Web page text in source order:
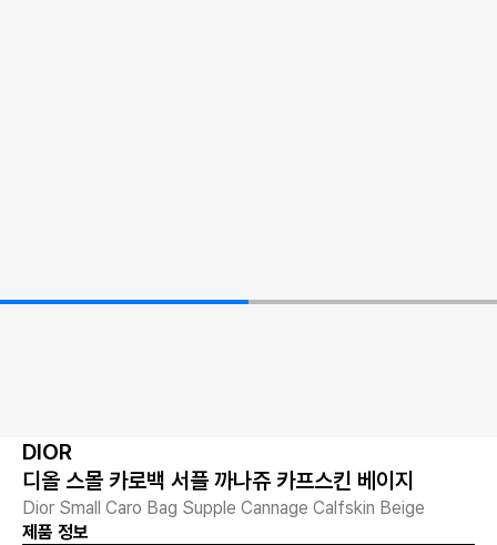
DIOR
디올 스몰 카로백 서플 까나쥬 카프스킨 베이지
Dior Small Caro Bag Supple Cannage Calfskin Beige
제품 정보